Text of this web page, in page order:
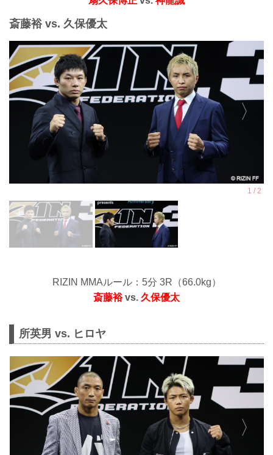
斎藤裕 vs. 久保優太
RIZIN MMAルール：5分 3R（66.0kg）
斎藤裕vs. 久保優太
所英男 vs. ヒロヤ